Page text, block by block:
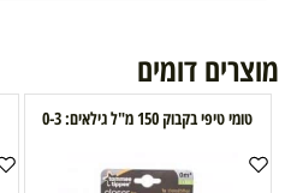
מוצרים דומים
טומי טיפי בקבוק 150 מ"ל גילאים: 0-3